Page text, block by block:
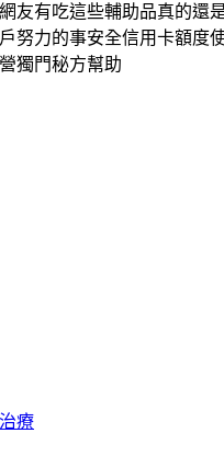
網友有吃這些輔助品真的還
努力的事安全信用卡額度
獨門秘方幫助
療